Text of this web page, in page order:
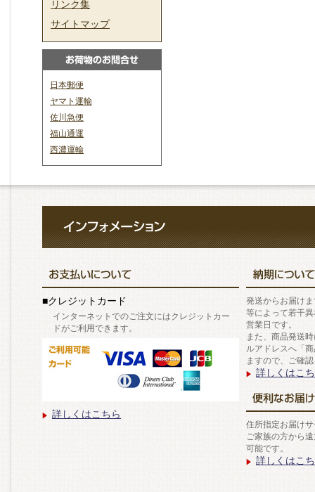
リンク集
サイトマップ
日本郵便
ヤマト運輸
佐川急便
福山通運
西濃運輸
■クレジットカード
インターネットでのご注文にはクレジットカー
ドがご利用できます。
詳しくはこちら
発送からお届け
等によって若干
営業日です。
また、商品発送
ルアドレスへ「
ますので、ご確
詳しくはこ
住所指定お届け
ご家族の方から
可能です。
詳しくはこ